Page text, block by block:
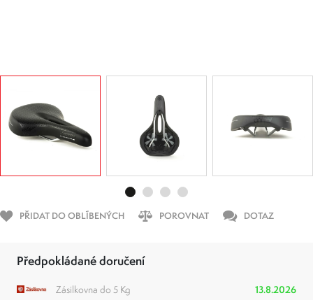
PŘIDAT DO OBLÍBENÝCH POROVNAT DOTAZ
Předpokládané doručení
Zásilkovna do 5 Kg
13.8.2026